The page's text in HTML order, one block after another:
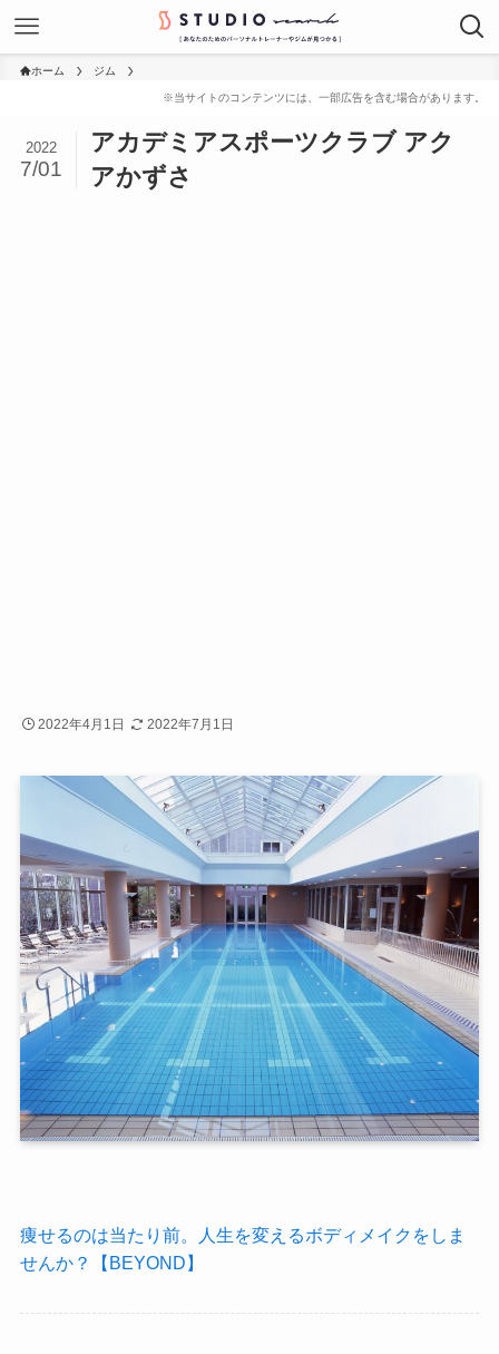
ホーム ジム
アカデミアスポーツクラブ アク
アかずさ
2022
7/01
2022年4月1日 2022年7月1日
痩せるのは当たり前。人生を変えるボディメイクをしま
せんか？【BEYOND】